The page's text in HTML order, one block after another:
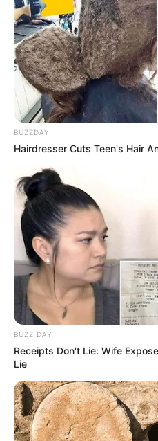
Langka Banget! 10
Katak yang Bikin
Gemes
Ambyar! 10 Kalimat
Pakai Bahasa Jawa Ini
Galau Abis
Fail! 10 Potret
Dimasak yang Bikin
Nggak Selera
BUZZDAY
Hairdresser Cuts Teen's Hair
BUZZ DAY
Receipts Don't Lie: Wife
Lie